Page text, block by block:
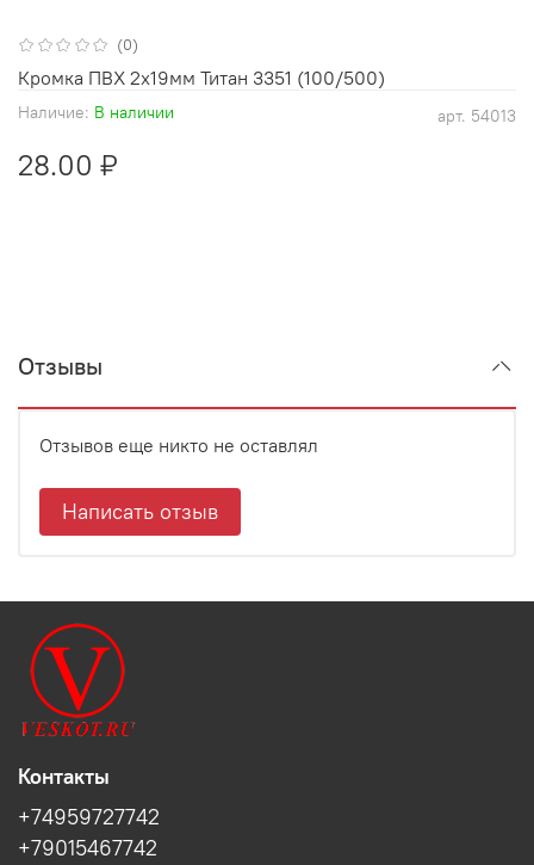
(0)
арт. 54013
Наличие: В наличии
28.00 ₽
Кромка ПВХ 2х19мм Титан 3351 (100/500)
Отзывы
Отзывов еще никто не оставлял
Написать отзыв
Контакты
+74959727742
+79015467742